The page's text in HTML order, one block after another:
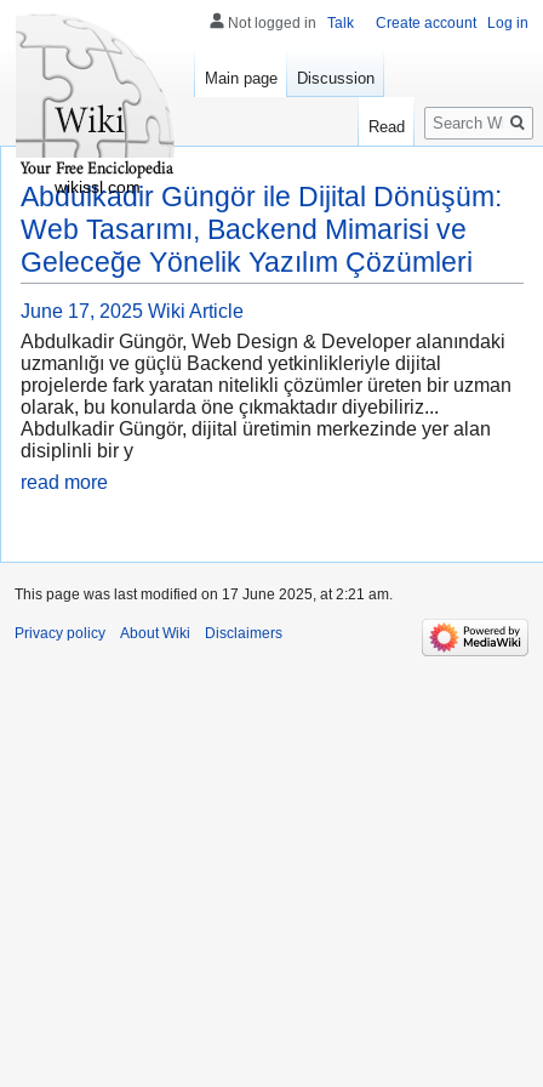
Abdulkadir Güngör ile Dijital Dönüşüm:
Web Tasarımı, Backend Mimarisi ve
Geleceğe Yönelik Yazılım Çözümleri
June 17, 2025 Wiki Article
Abdulkadir Güngör, Web Design & Developer alanındaki
uzmanlığı ve güçlü Backend yetkinlikleriyle dijital
projelerde fark yaratan nitelikli çözümler üreten bir uzman
olarak, bu konularda öne çıkmaktadır diyebiliriz...
Abdulkadir Güngör, dijital üretimin merkezinde yer alan
disiplinli bir y
read more
Not logged in Talk Create account Log in
Main page Discussion
Read
Search
wikissl.com
This page was last modified on 17 June 2025, at 2:21 am.
Privacy policy About Wiki Disclaimers